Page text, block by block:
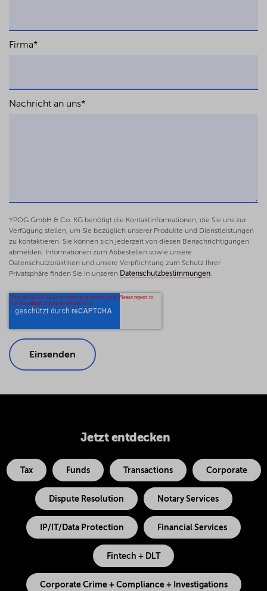
Firma*
Nachricht an uns*
YPOG GmbH & Co. KG benötigt die Kontaktinformationen, die Sie uns zur
Verfügung stellen, um Sie bezüglich unserer Produkte und Dienstleistungen
zu kontaktieren. Sie können sich jederzeit von diesen Benachrichtigungen
abmelden. Informationen zum Abbestellen sowie unsere
Datenschutzpraktiken und unsere Verpflichtung zum Schutz Ihrer
Privatsphäre finden Sie in unseren Datenschutzbestimmungen.
Jetzt entdecken
Tax Funds Transactions Corporate
Dispute Resolution Notary Services
IP/IT/Data Protection Financial Services
Fintech + DLT
Corporate Crime + Compliance + Investigations